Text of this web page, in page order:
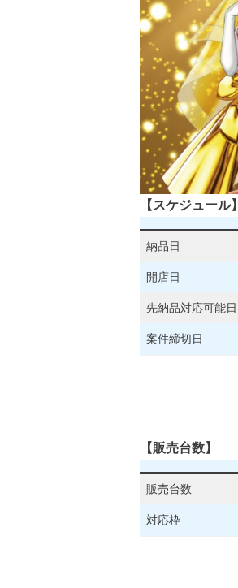
【スケジュール】
納品日
開店日
先納品対応可能日
案件締切日
【販売台数】
販売台数
対応枠